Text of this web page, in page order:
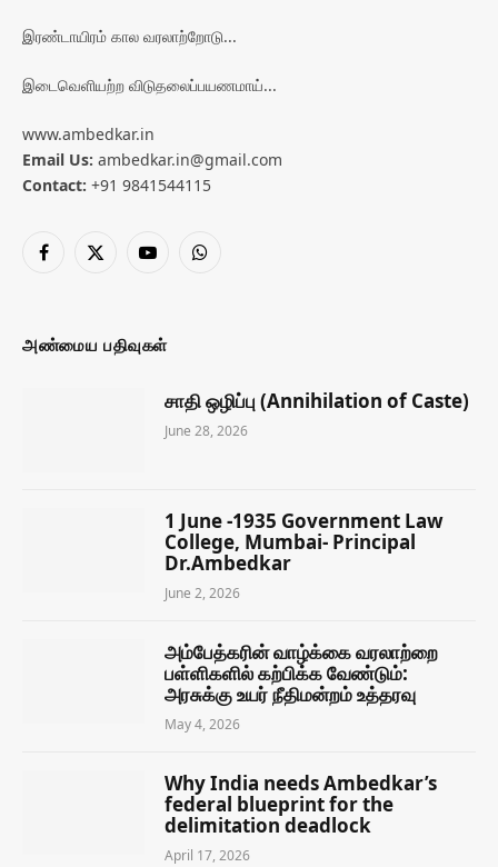
இரண்டாயிரம் கால வரலாற்றோடு...
இடைவெளியற்ற விடுதலைப்பயணமாய்...
www.ambedkar.in
Email Us: ambedkar.in@gmail.com
Contact: +91 9841544115
Facebook
X
YouTubeWhatsApp
அண்மைய பதிவுகள்
சாதி ஒழிப்பு (Annihilation of Caste)
June 28, 2026
1 June -1935 Government Law
College, Mumbai- Principal
Dr.Ambedkar
June 2, 2026
அம்பேத்கரின் வாழ்க்கை வரலாற்றை
பள்ளிகளில் கற்பிக்க வேண்டும்:
அரசுக்கு உயர் நீதிமன்றம் உத்தரவு
May 4, 2026
Why India needs Ambedkar’s
federal blueprint for the
delimitation deadlock
April 17, 2026